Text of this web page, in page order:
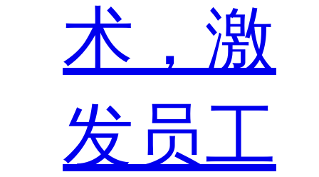
术，激
发员工